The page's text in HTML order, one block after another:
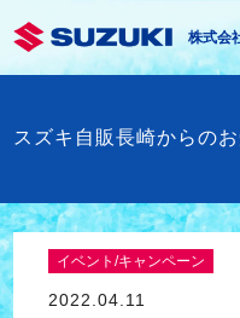
株式会
スズキ自販長崎からの
イベント/キャンペーン
2022.04.11